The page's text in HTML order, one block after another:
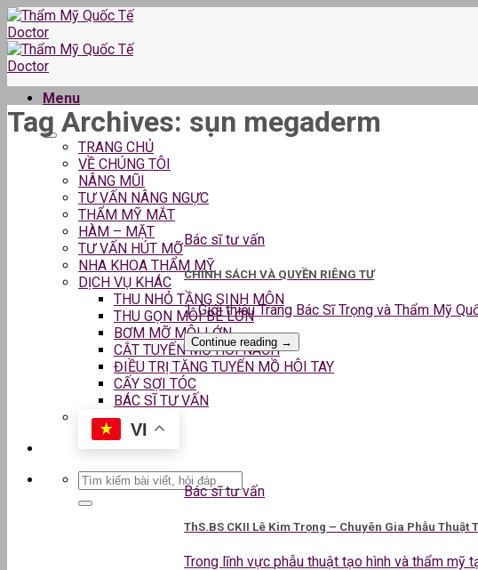
Skip
to
content
Menu
TRANG CHỦ
VỀ CHÚNG TÔI
NÂNG MŨI
TƯ VẤN NÂNG NGỰC
THẨM MỸ MẮT
HÀM – MẶT
TƯ VẤN HÚT MỠ
NHA KHOA THẨM MỸ
DỊCH VỤ KHÁC
THU NHỎ TẦNG SINH MÔN
THU GỌN MÔI BÉ LỚN
BƠM MỠ MÔI LỚN
CẮT TUYẾN MỒ HÔI NÁCH
ĐIỀU TRỊ TĂNG TUYẾN MỒ HÔI TAY
CẤY SỢI TÓC
BÁC SĨ TƯ VẤN
VI
Tag Archives: sụn megaderm
Bác sĩ tư vấn
CHÍNH SÁCH VÀ QUYỀN RIÊNG TƯ
1. Giới thiệu Trang Bác Sĩ Trọng và Thẩm Mỹ
Continue reading →
Bác sĩ tư vấn
ThS.BS CKII Lê Kim Trọng – Chuyên Gia Phẫu Thuật
Trong lĩnh vực phẫu thuật tạo hình và thẩm mỹ